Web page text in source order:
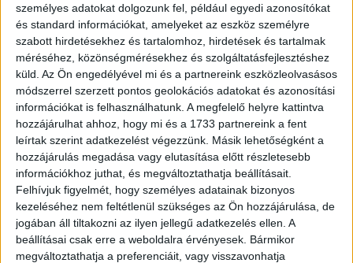
személyes adatokat dolgozunk fel, például egyedi azonosítókat
és standard információkat, amelyeket az eszköz személyre
szabott hirdetésekhez és tartalomhoz, hirdetések és tartalmak
méréséhez, közönségmérésekhez és szolgáltatásfejlesztéshez
küld. Az Ön engedélyével mi és a partnereink eszközleolvasásos
módszerrel szerzett pontos geolokációs adatokat és azonosítási
információkat is felhasználhatunk. A megfelelő helyre kattintva
hozzájárulhat ahhoz, hogy mi és a 1733 partnereink a fent
leírtak szerint adatkezelést végezzünk. Másik lehetőségként a
hozzájárulás megadása vagy elutasítása előtt részletesebb
információkhoz juthat, és megváltoztathatja beállításait.
Felhívjuk figyelmét, hogy személyes adatainak bizonyos
kezeléséhez nem feltétlenül szükséges az Ön hozzájárulása, de
jogában áll tiltakozni az ilyen jellegű adatkezelés ellen. A
beállításai csak erre a weboldalra érvényesek. Bármikor
megváltoztathatja a preferenciáit, vagy visszavonhatja
Az IKEA számára fontos, hogy a vásárlók ne csak
termékekkel, hanem élményekkel is gazdagodjanak. Az
áruház a jövő technológiai újításait ötvözi a kényelmes,
gyors és interaktív vásárlói élménnyel, amely
szórakoztató és praktikus is.
„A CGI videó egy szórakoztató és figyelemfelkeltő módja
annak, hogy bemutassuk áruházunk új, innovatív
sajátosságait, amelyek már most elérhetőek minden
vásárlónk számára. Szeretnénk, ha vásárlóink végre
megtapasztalhatnák a jövő áruházának világát, miközben
az új megoldásokat is felfedezik. A repülő polip ugyan
csak a fantázia szüleménye, de az új, élményalapú